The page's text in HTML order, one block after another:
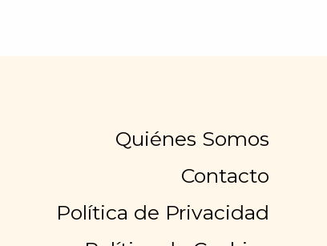
Quiénes Somos
Contacto
Política de Privacidad